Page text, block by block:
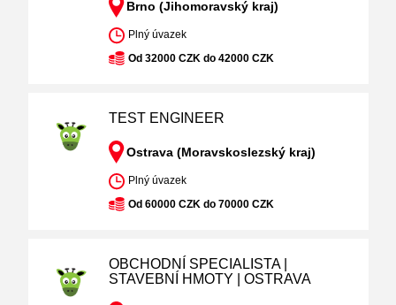
Brno (Jihomoravský kraj)
Plný úvazek
Od 32000 CZK do 42000 CZK
TEST ENGINEER
Ostrava (Moravskoslezský kraj)
Plný úvazek
Od 60000 CZK do 70000 CZK
OBCHODNÍ SPECIALISTA |
STAVEBNÍ HMOTY | OSTRAVA